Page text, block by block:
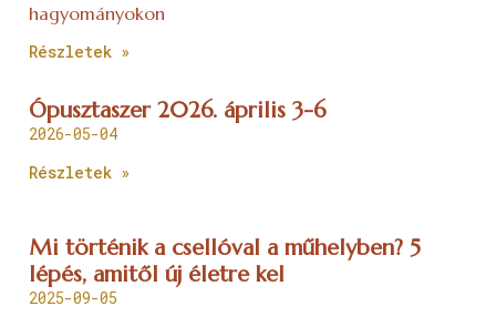
hagyományokon
Részletek »
Ópusztaszer 2026. április 3-6
2026-05-04
Részletek »
Mi történik a csellóval a műhelyben? 5
lépés, amitől új életre kel
2025-09-05